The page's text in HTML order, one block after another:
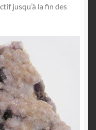
jusqu’à la fin des